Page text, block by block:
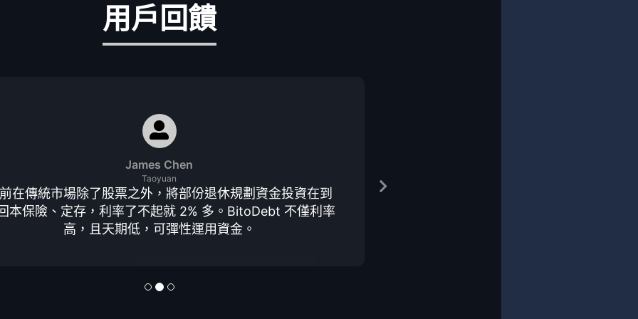
用戶回饋
James Chen
Taoyuan
在傳統市場除了股票之外，將部份退休規劃資金投資在到
本保險、定存，利率了不起就 2% 多。BitoDebt 不僅利率
高，且天期低，可彈性運用資金。